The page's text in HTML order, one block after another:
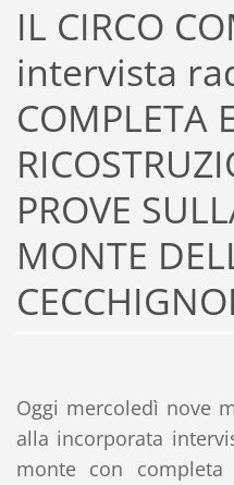
IL CIRCO
intervista
COMPLETA
PROVE
MONTE
Oggi mercoledì nove
alla incorporata
monte con